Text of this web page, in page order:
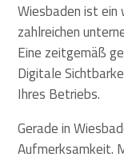
Wiesbaden ist
zahlreichen
Eine zeitgemäß
Digitale
Ihres Betriebs.
Gerade in
Aufmerksamkeit.